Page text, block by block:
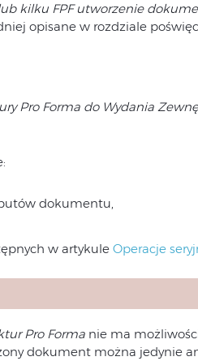
kilku FPF utworzenie
opisane w rozdziale
Pro Forma do Wydania
dokumentu,
w artykule Operacje
Pro Formanie ma
dokument można jedynie